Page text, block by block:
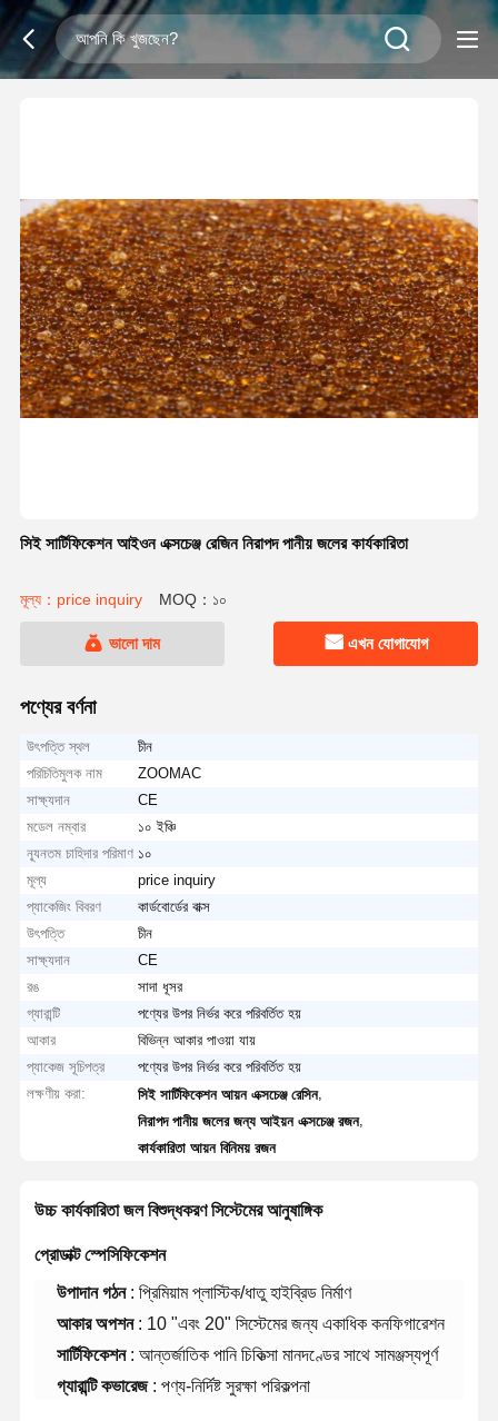
সিই সার্টিফিকেশন আইওন এক্সচেঞ্জ রেজিন নিরাপদ পানীয় জলের কার্যকারিতা
মূল্য：price inquiry MOQ：১০
ভালো দাম এখন যোগাযোগ
পণ্যের বর্ণনা
উৎপত্তি স্থল
চীন
পরিচিতিমুলক নাম
ZOOMAC
সাক্ষ্যদান
CE
মডেল নম্বার
১০ ইঞ্চি
ন্যূনতম চাহিদার পরিমাণ ১০
মূল্য
price inquiry
প্যাকেজিং বিবরণ
কার্ডবোর্ডের বাক্স
উৎপত্তি
চীন
সাক্ষ্যদান
CE
রঙ
সাদা ধূসর
গ্যারান্টি
পণ্যের উপর নির্ভর করে পরিবর্তিত হয়
আকার
বিভিন্ন আকার পাওয়া যায়
প্যাকেজ সূচিপত্র
পণ্যের উপর নির্ভর করে পরিবর্তিত হয়
লক্ষণীয় করা:
সিই সার্টিফিকেশন আয়ন এক্সচেঞ্জ রেসিন,
নিরাপদ পানীয় জলের জন্য আইয়ন এক্সচেঞ্জ রজন,
কার্যকারিতা আয়ন বিনিময় রজন
উচ্চ কার্যকারিতা জল বিশুদ্ধকরণ সিস্টেমের আনুষাঙ্গিক
প্রোডাক্ট স্পেসিফিকেশন
উপাদান গঠন : প্রিমিয়াম প্লাস্টিক/ধাতু হাইব্রিড নির্মাণ
আকার অপশন : 10 "এবং 20" সিস্টেমের জন্য একাধিক কনফিগারেশন
সার্টিফিকেশন : আন্তর্জাতিক পানি চিকিত্সা মানদণ্ডের সাথে সামঞ্জস্যপূর্ণ
গ্যারান্টি কভারেজ : পণ্য-নির্দিষ্ট সুরক্ষা পরিকল্পনা